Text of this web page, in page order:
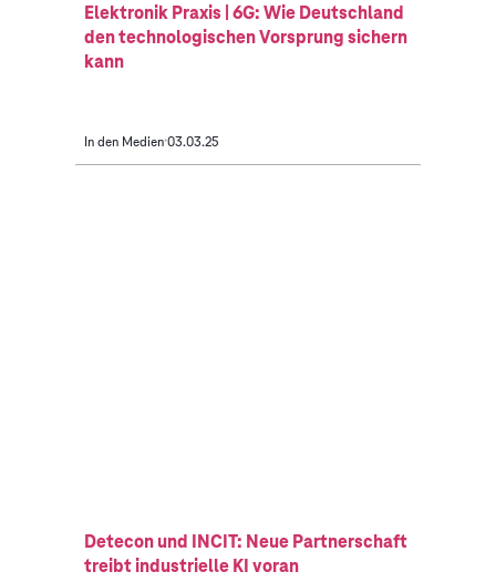
Elektronik Praxis | 6G: Wie Deutschland
den technologischen Vorsprung sichern
kann
In den Medien 03.03.25
Detecon und INCIT: Neue Partnerschaft
treibt industrielle KI voran